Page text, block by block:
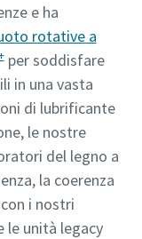
e ha
rotative a
per soddisfare
in una vasta
di lubrificante
le nostre
del legno a
la coerenza
i nostri
le unità legacy